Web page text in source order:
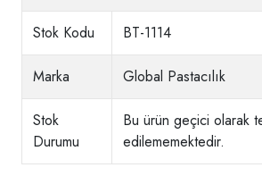
Stok Kodu BT-1114
Marka Global Pastacılık
Stok
Durumu
Bu ürün geçici olarak
edilememektedir.